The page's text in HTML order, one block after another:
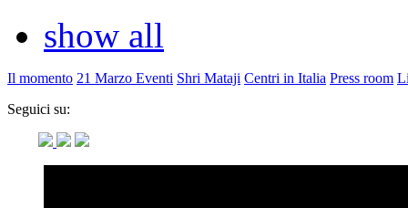
show all
Il momento 21 Marzo Eventi Shri Mataji Centri in Italia Press room
Seguici su: